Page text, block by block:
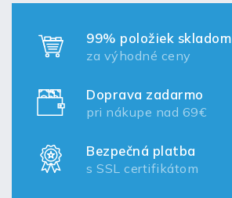
99% položiek skladom
za výhodné ceny
Doprava zadarmo
pri nákupe nad 69€
Bezpečná platba
s SSL certifikátom